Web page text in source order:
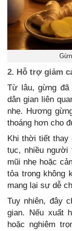
2. Hỗ trợ giảm
Từ lâu, gừng đã
dân gian liên
nhẹ. Hương
thoáng hơn cho
Khi thời tiết thay
tục, nhiều người
mũi nhẹ hoặc
tỏa trong không
mang lại sự dễ
Tuy nhiên, đây
gian. Nếu xuất
hoặc nghiêm